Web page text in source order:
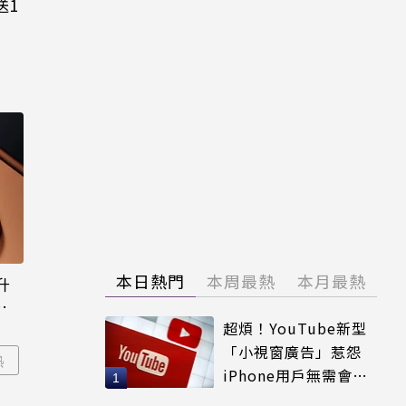
本日熱門 本周最熱 本月最熱
超煩！YouTube新型
「小視窗廣告」惹怨
iPhone用戶無需會員